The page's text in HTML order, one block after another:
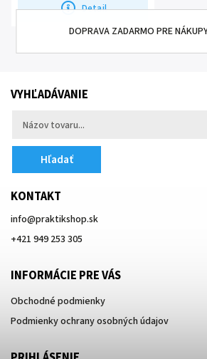
DOPRAVA ZADARMO PRE
Detail
VYHĽADÁVANIE
Hľadať
KONTAKT
info@praktikshop.sk
+421 949 253 305
INFORMÁCIE PRE VÁS
Obchodné podmienky
Podmienky ochrany osobných údajov